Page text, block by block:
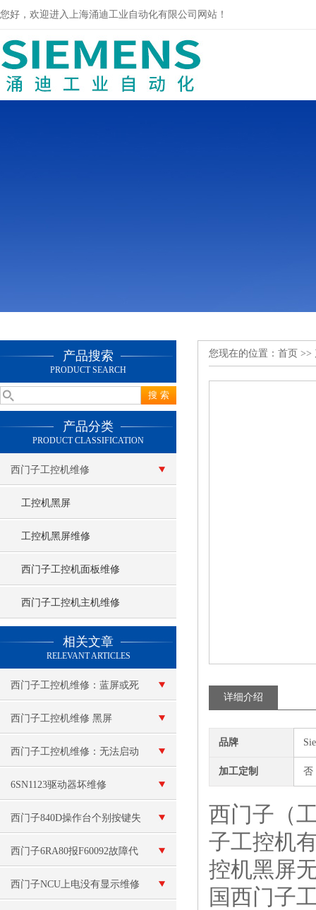
您好，欢迎进入上海涌迪工业自动化有限公司网站！
产品搜索
PRODUCT SEARCH
产品分类
PRODUCT CLASSIFICATION
西门子工控机维修
工控机黑屏
工控机黑屏维修
西门子工控机面板维修
西门子工控机主机维修
相关文章
RELEVANT ARTICLES
西门子工控机维修：蓝屏或死
机
西门子工控机维修 黑屏
西门子工控机维修：无法启动
6SN1123驱动器坏维修
西门子840D操作台个别按键失
灵
西门子6RA80报F60092故障代
码
西门子NCU上电没有显示维修
您现在的位置： 首页 >>
详细介绍
品牌
加工定制 否
西门子（
子工控机
控机黑屏
国西门子